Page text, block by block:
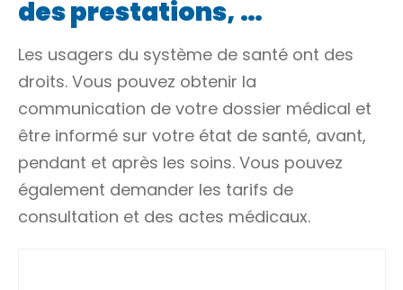
des prestations, …
Les usagers du système de santé ont des
droits. Vous pouvez obtenir la
communication de votre dossier médical et
être informé sur votre état de santé, avant,
pendant et après les soins. Vous pouvez
également demander les tarifs de
consultation et des actes médicaux.